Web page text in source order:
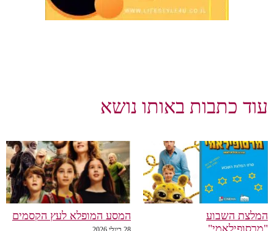
כתבות באותו נושא
השבוע
המסע המופלא לעץ הקסמים